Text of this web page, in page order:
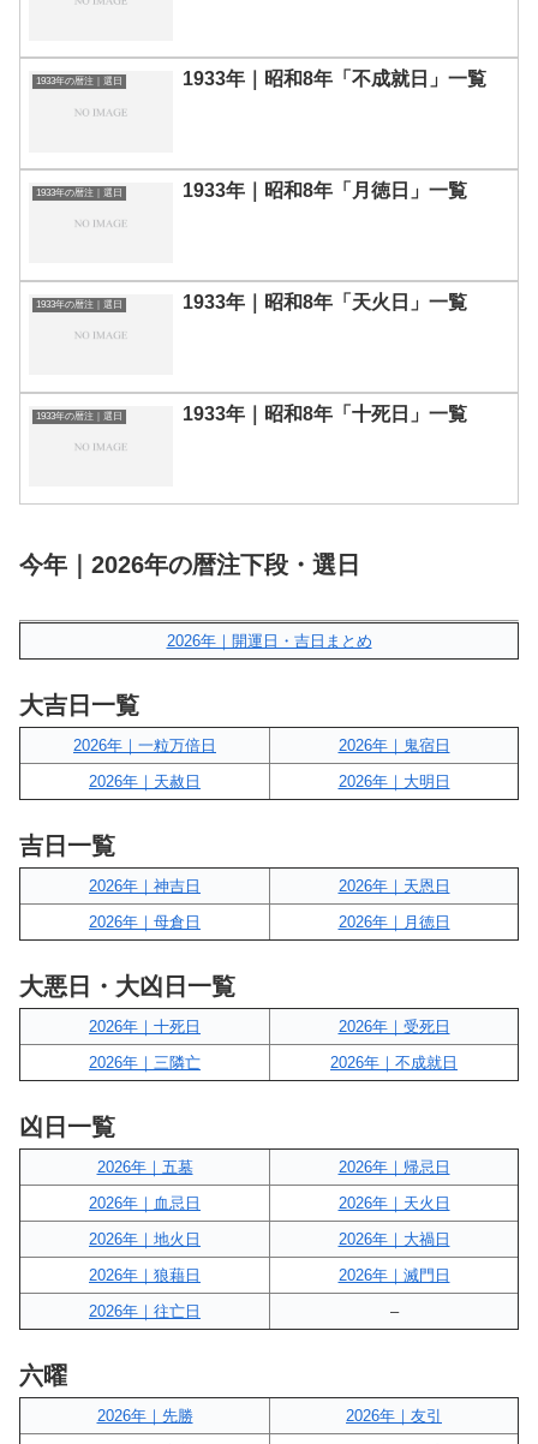
1933年の暦注｜選日 1933年｜昭和8年「不成就日」一覧
1933年の暦注｜選日 1933年｜昭和8年「月徳日」一覧
1933年の暦注｜選日 1933年｜昭和8年「天火日」一覧
1933年の暦注｜選日 1933年｜昭和8年「十死日」一覧
今年｜2026年の暦注下段・選日
2026年｜開運日・吉日まとめ
大吉日一覧
2026年｜一粒万倍日
2026年｜鬼宿日
2026年｜天赦日
2026年｜大明日
吉日一覧
2026年｜神吉日
2026年｜天恩日
2026年｜母倉日
2026年｜月徳日
大悪日・大凶日一覧
2026年｜十死日
2026年｜受死日
2026年｜三隣亡
2026年｜不成就日
凶日一覧
2026年｜五墓
2026年｜帰忌日
2026年｜血忌日
2026年｜天火日
2026年｜地火日
2026年｜大禍日
2026年｜狼藉日
2026年｜滅門日
2026年｜往亡日
–
六曜
2026年｜先勝
2026年｜友引